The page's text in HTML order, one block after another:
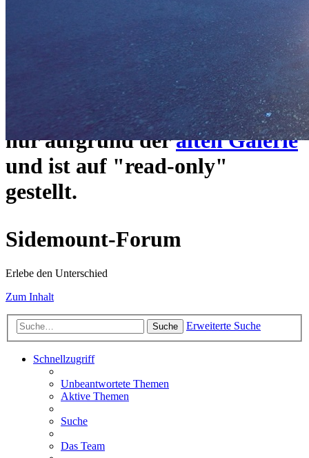
umgezogen und wie gewohnt
https://www.sidemount-
erreichbar.
Das alte Forum hier existiert
nur aufgrund deralten Galerie
und ist auf "read-only"
gestellt.
Sidemount-Forum
Erlebe den Unterschied
Zum Inhalt
Suche Erweiterte Suche
Schnellzugriff
Unbeantwortete Themen
Aktive Themen
Suche
Das Team